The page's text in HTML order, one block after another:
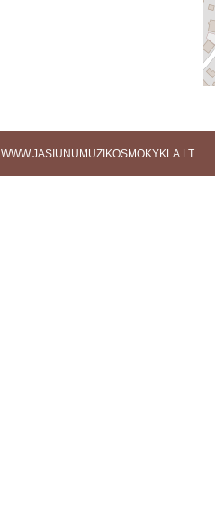
WWW.JASIUNUMUZIKOSMOKYKLA.LT